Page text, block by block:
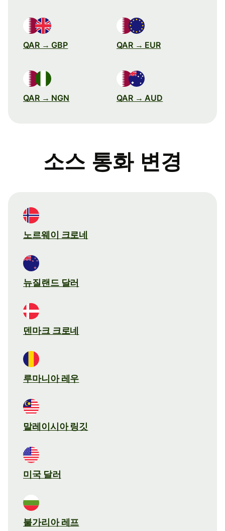
QAR → GBP QAR → EUR
QAR → NGN QAR → AUD
소스 통화 변경
노르웨이 크로네
뉴질랜드 달러
덴마크 크로네
루마니아 레우
말레이시아 링깃
미국 달러
불가리아 레프